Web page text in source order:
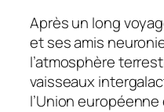
Après un long
et ses amis
l’atmosphère
vaisseaux
l’Union